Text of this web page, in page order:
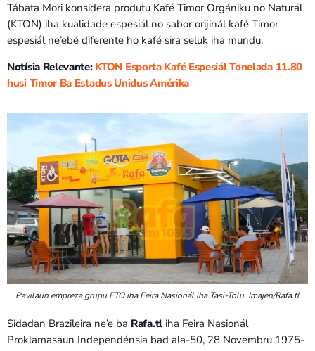
Tábata Mori konsidera produtu Kafé Timor Orgániku no Naturál
(KTON) iha kualidade espesiál no sabor orijinál kafé Timor
espesiál ne’ebé diferente ho kafé sira seluk iha mundu.
Notísia Relevante: KTON Esporta Kafé Espesiál Tonelada 11.80
husi Timor Ba Estadus Unidus Amérika
Pavilaun empreza grupu ETO iha Feira Nasionál iha Tasi-Tolu. Imajen/Rafa.tl
Sidadan Brazileira ne’e ba Rafa.tliha Feira Nasionál
Proklamasaun Independénsia bad ala-50, 28 Novembru 1975-